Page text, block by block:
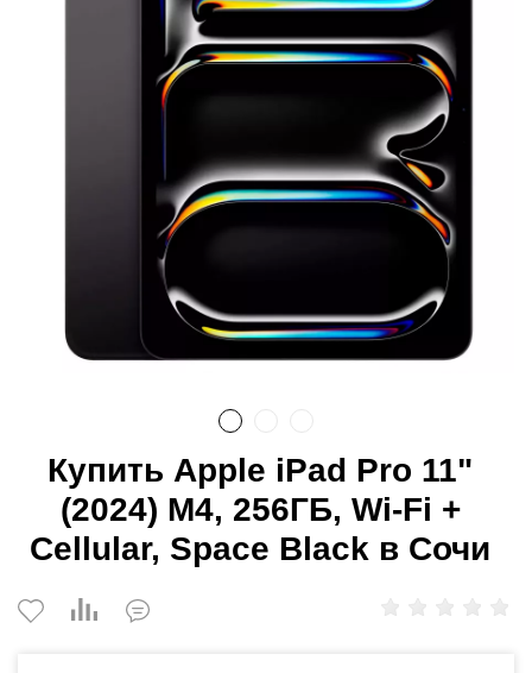
Купить Apple iPad Pro 11"
(2024) M4, 256ГБ, Wi-Fi +
Cellular, Space Black в Сочи